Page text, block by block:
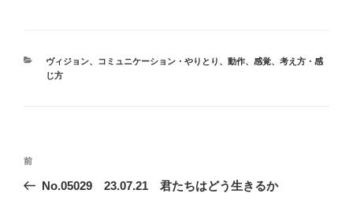
カ
テ
ヴィジョン、 コミュニケーション・やりとり 、 動作、 感覚、 考え方・感
じ方
投
前
の
前
No.05029 23.07.21 君たちはどう生きるか